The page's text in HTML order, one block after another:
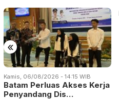
«
Kamis, 06/08/2026 - 14:15 WIB
Batam Perluas Akses Kerja
Penyandang Dis…